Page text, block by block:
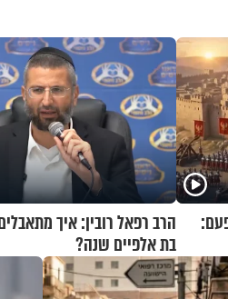
הרב רפאל רובין: איך
בת אלפיים שנה?